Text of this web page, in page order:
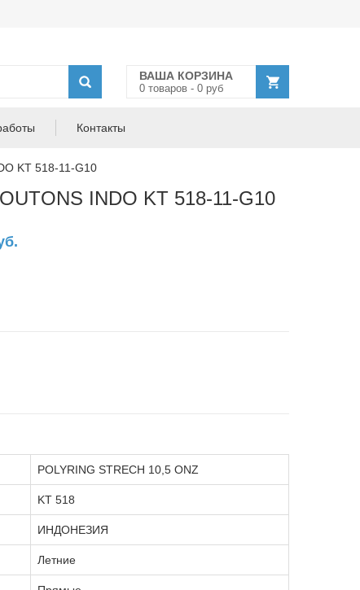
ВАША КОРЗИНА
0 товаров - 0 руб
Контакты
KT 518-11-G10
INDO KT 518-11-G10
POLYRING STRECH 10,5 ONZ
KT 518
ИНДОНЕЗИЯ
Летние